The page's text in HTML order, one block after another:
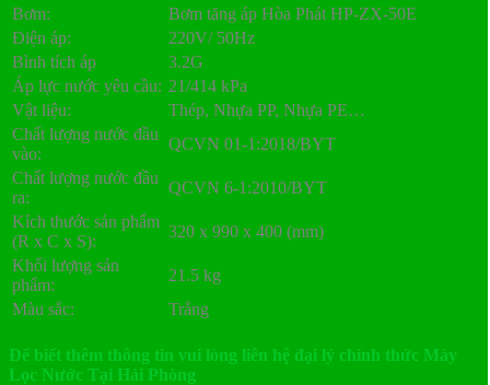
Bơm:
Bơm tăng áp Hòa Phát HP-ZX-50E
Điện áp:
220V/ 50Hz
Bình tích áp
3.2G
Áp lực nước yêu cầu: 21/414 kPa
Vật liệu:
Thép, Nhựa PP, Nhựa PE…
Chất lượng nước đầu
vào:
QCVN 01-1:2018/BYT
Chất lượng nước đầu
ra:
QCVN 6-1:2010/BYT
Kích thước sản phẩm
(R x C x S):
320 x 990 x 400 (mm)
Khối lượng sản
phẩm:
21.5 kg
Màu sắc:
Trắng
Để biết thêm thông tin vui lòng liên hệ đại lý chính thức Máy
Lọc Nước Tại Hải Phòng